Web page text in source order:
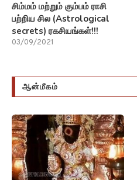
சிம்மம் மற்றும் கும்பம் ராசி
பற்றிய சில (Astrological
secrets) ரகசியங்கள்!!!
03/09/2021
ஆன்மீகம்